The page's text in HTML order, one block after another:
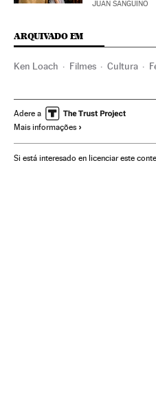
JUAN SANGUINO
ARQUIVADO EM
Ken Loach Filmes Cultura
Eventos Sociedade
Adere a
Mais informações
Si está interesado en licenciar este